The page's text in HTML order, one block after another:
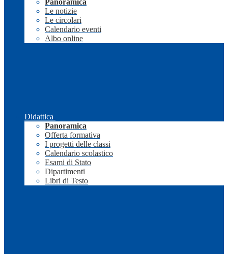
Panoramica
Le notizie
Le circolari
Calendario eventi
Albo online
Didattica
Panoramica
Offerta formativa
I progetti delle classi
Calendario scolastico
Esami di Stato
Dipartimenti
Libri di Testo